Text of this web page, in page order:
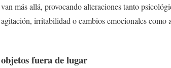
más allá, provocando alteraciones tanto
irritabilidad o cambios emocionales como
fuera de lugar